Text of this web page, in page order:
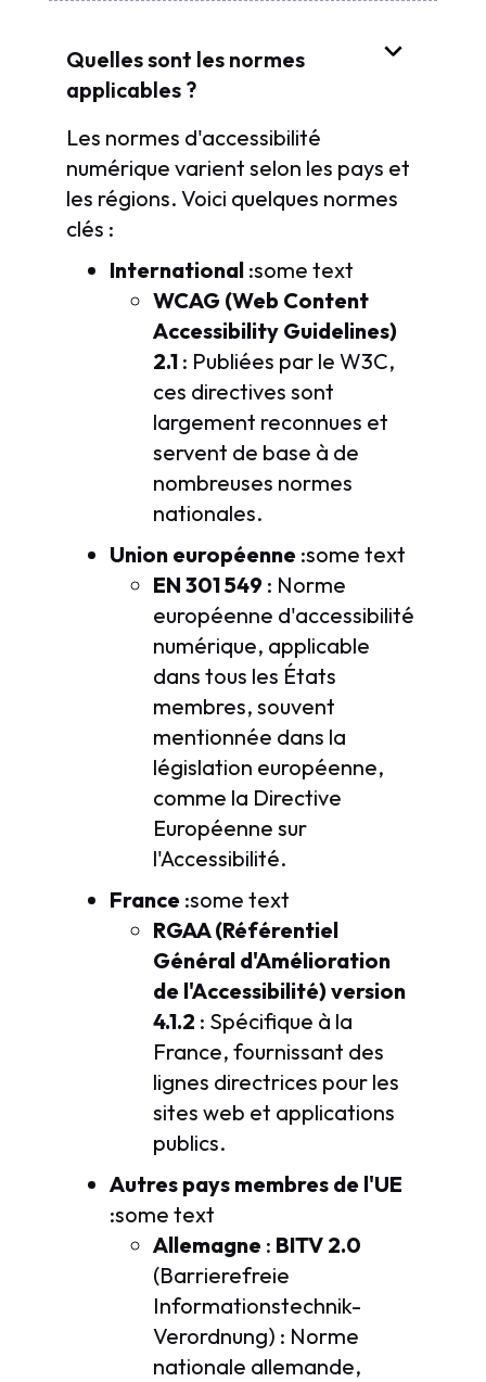
Quelles sont les normes
applicables ?
Les normes d'accessibilité
numérique varient selon les pays et
les régions. Voici quelques normes
clés :
International:some text
WCAG (Web Content
Accessibility Guidelines)
2.1: Publiées par le W3C,
ces directives sont
largement reconnues et
servent de base à de
nombreuses normes
nationales.
Union européenne :some text
EN 301 549 : Norme
européenne d'accessibilité
numérique, applicable
dans tous les États
membres, souvent
mentionnée dans la
législation européenne,
comme la Directive
Européenne sur
l'Accessibilité.
France :some text
RGAA (Référentiel
Général d'Amélioration
de l'Accessibilité) version
4.1.2 : Spécifique à la
France, fournissant des
lignes directrices pour les
sites web et applications
publics.
Autres pays membres de l'UE
:some text
Allemagne : BITV 2.0
(Barrierefreie
Informationstechnik-
Verordnung) : Norme
nationale allemande,